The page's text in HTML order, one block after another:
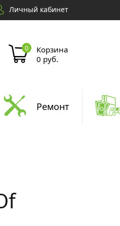
Личный кабинет
Корзина
0 руб.
Ремонт